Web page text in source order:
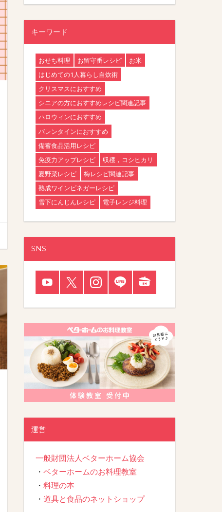
キーワード
おせち料理 お留守番レシピ
お米
はじめての1人暮らし自炊術
クリスマスにおすすめ
シニアの方におすすめレシピ関連記事
ハロウィンにおすすめ
バレンタインにおすすめ
備蓄食品活用レシピ
免疫力アップレシピ
収穫，コシヒカリ
夏野菜レシピ
梅レシピ関連記事
熟成ワインビネガーレシピ
雪下にんじんレシピ
電子レンジ料理
SNS
運営
一般財団法人ベターホーム協会
・ ベターホームのお料理教室
・ 料理の本
・ 道具と食品のネットショップ